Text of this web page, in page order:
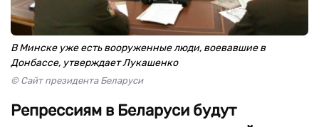
В Минске уже есть вооруженные люди, воевавшие в
Донбассе, утверждает Лукашенко
© Сайт президента Беларуси
Репрессиям в Беларуси будут